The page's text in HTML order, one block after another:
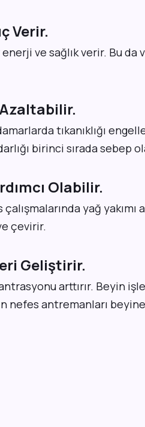
Verir.
ve sağlık verir. Bu da
tıkanıklığı
birinci sırada sebep
Olabilir.
yağ
çevirir.
Geliştirir.
arttırır. Beyin
nefes antremanları